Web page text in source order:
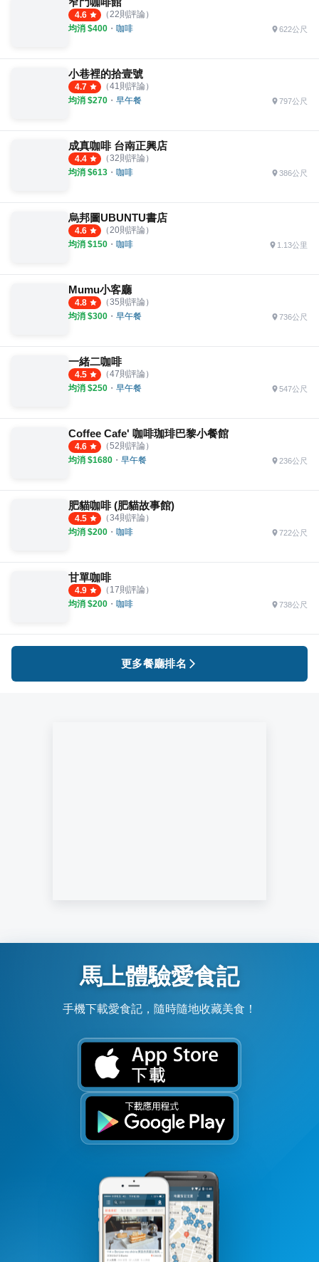
4.6 （22則評論）
均消 $400 ・ 咖啡 622公尺
小巷裡的拾壹號
4.7 （41則評論）
均消 $270 ・ 早午餐 797公尺
成真咖啡 台南正興店
4.4 （32則評論）
均消 $613 ・ 咖啡 386公尺
烏邦圖UBUNTU書店
4.6 （20則評論）
均消 $150 ・ 咖啡 1.13公里
Mumu小客廳
4.8 （35則評論）
均消 $300 ・ 早午餐 736公尺
一緒二咖啡
4.5 （47則評論）
均消 $250 ・ 早午餐 547公尺
Coffee Cafe' 咖啡珈琲巴黎小餐館
4.6 （52則評論）
均消 $1680 ・ 早午餐 236公尺
肥貓咖啡 (肥貓故事館)
4.5 （34則評論）
均消 $200 ・ 咖啡 722公尺
甘單咖啡
4.9 （ 17則評論）
均消 $200 ・ 咖啡 738公尺
更多餐廳排名
馬上體驗愛食記
手機下載愛食記，隨時隨地收藏美食！